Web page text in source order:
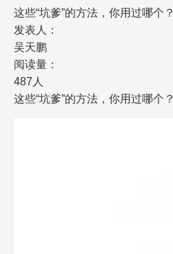
这些“坑爹”的方法，你用过哪个？
发表人：
吴天鹏
阅读量：
487人
这些“坑爹”的方法，你用过哪个？